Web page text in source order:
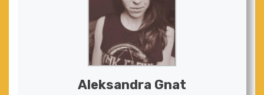
Aleksandra Gnat